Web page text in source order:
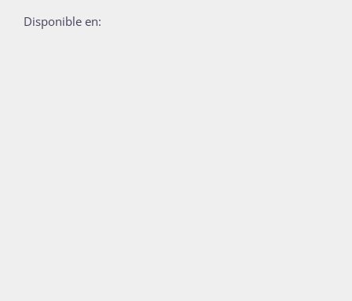
Disponible en: